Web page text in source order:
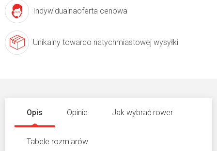
Indywidualnaoferta cenowa
Unikalny towardo natychmiastowej wysyłki
Opis Opinie Jak wybrać rower
Tabele rozmiarów